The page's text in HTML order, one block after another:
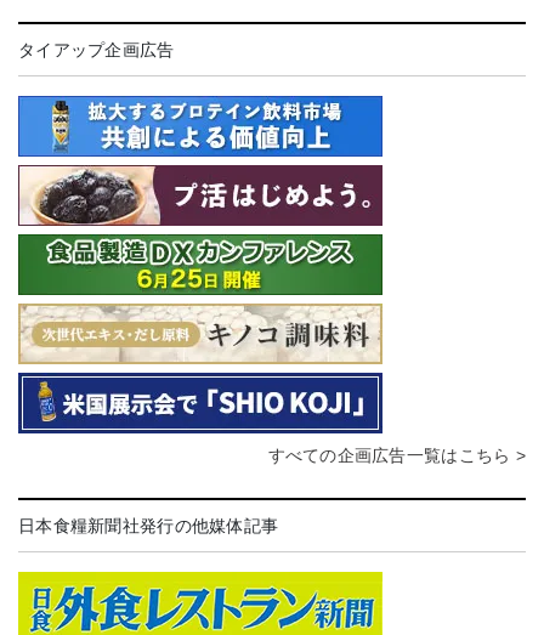
タイアップ企画広告
すべての企画広告一覧はこちら >
日本食糧新聞社発行の他媒体記事